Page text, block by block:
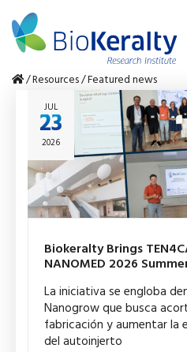
/Resources/Featured news
JUL
23
2026
Biokeralty Brings
NANOMED 2026
La iniciativa se engloba
Nanogrow que busca
fabricación y aumentar la
del autoinjerto